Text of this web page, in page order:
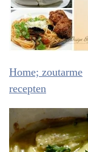
Home; zoutarme
recepten